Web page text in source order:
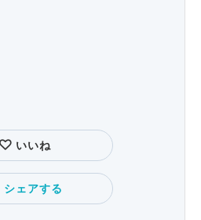
いいね
シェアする